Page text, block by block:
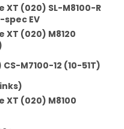
XT (020) SL-M8100-R
spec EV
XT (020) M8120
CS-M7100-12 (10-51T)
XT (020) M8100